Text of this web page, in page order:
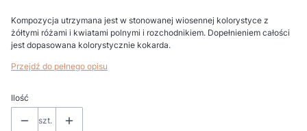
Kompozycja utrzymana jest w stonowanej wiosennej kolorystyce z
żółtymi różami i kwiatami polnymi i rozchodnikiem. Dopełnieniem całości
jest dopasowana kolorystycznie kokarda.
Przejdź do pełnego opisu
Ilość
szt.